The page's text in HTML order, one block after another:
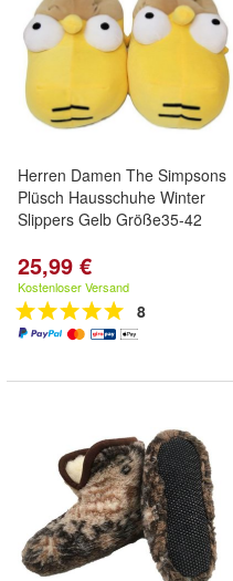
Herren Damen The Simpsons
Plüsch Hausschuhe Winter
Slippers Gelb Größe35-42
25,99 €
Kostenloser Versand
8